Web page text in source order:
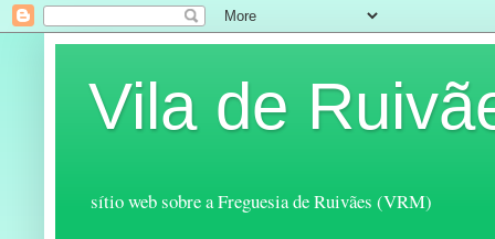
Vila de
sítio web sobre a Freguesia de Ruivães (VRM)